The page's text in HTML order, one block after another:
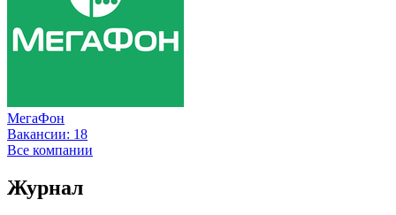
МегаФон
Вакансии: 18
Все компании
Журнал